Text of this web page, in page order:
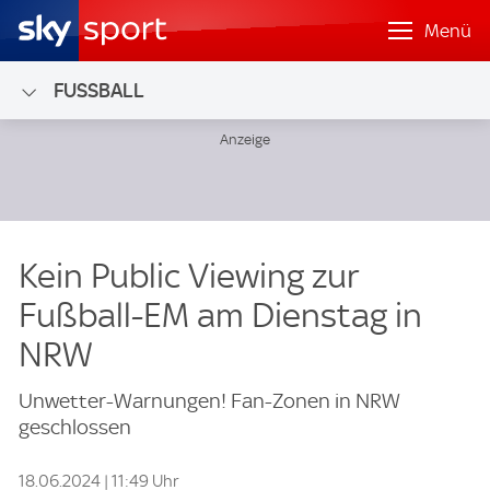
Menü
FUSSBALL
Kein Public Viewing zur
Fußball-EM am Dienstag in
NRW
Unwetter-Warnungen! Fan-Zonen in NRW
geschlossen
18.06.2024 | 11:49 Uhr